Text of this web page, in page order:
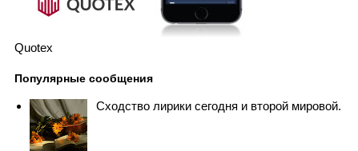
Quotex
Популярные сообщения
Сходство лирики сегодня и второй мировой.